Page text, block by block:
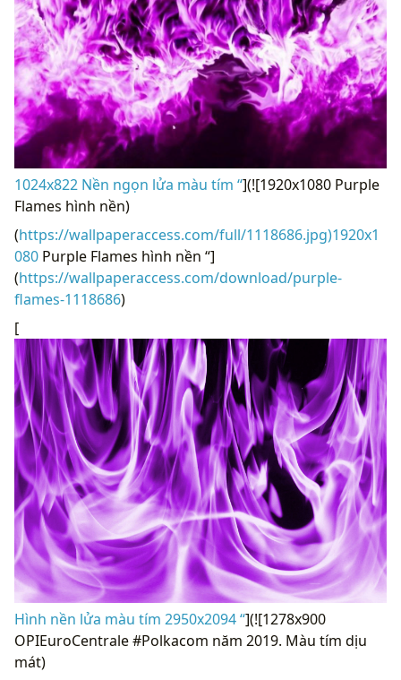
1024x822 Nền ngọn lửa màu tím “](![1920x1080 Purple
Flames hình nền)
(https://wallpaperaccess.com/full/1118686.jpg)1920x1
080 Purple Flames hình nền “]
(https://wallpaperaccess.com/download/purple-
flames-1118686)
[
Hình nền lửa màu tím 2950x2094 “](![1278x900
OPIEuroCentrale #Polkacom năm 2019. Màu tím dịu
mát)